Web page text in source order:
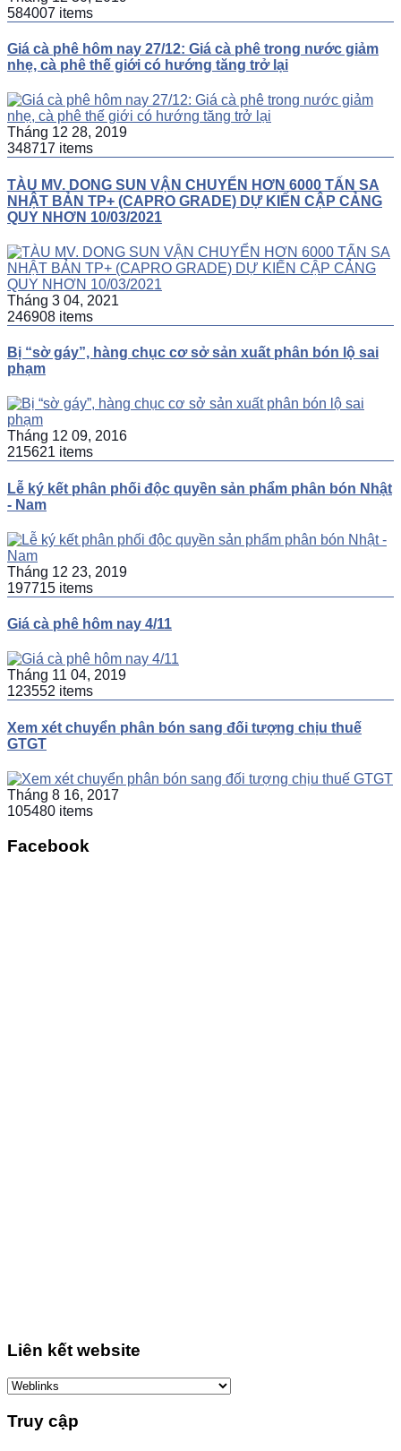
584007 items
Giá cà phê hôm nay 27/12: Giá cà phê trong nước giảm
nhẹ, cà phê thế giới có hướng tăng trở lại
Tháng 12 28, 2019
348717 items
TÀU MV. DONG SUN VẬN CHUYỂN HƠN 6000 TẤN SA
NHẬT BẢN TP+ (CAPRO GRADE) DỰ KIẾN CẬP CẢNG
QUY NHƠN 10/03/2021
Tháng 3 04, 2021
246908 items
Bị “sờ gáy”, hàng chục cơ sở sản xuất phân bón lộ sai
phạm
Tháng 12 09, 2016
215621 items
Lễ ký kết phân phối độc quyền sản phẩm phân bón Nhật
- Nam
Tháng 12 23, 2019
197715 items
Giá cà phê hôm nay 4/11
Tháng 11 04, 2019
123552 items
Xem xét chuyển phân bón sang đối tượng chịu thuế
GTGT
Tháng 8 16, 2017
105480 items
Facebook
Liên kết website
Truy cập